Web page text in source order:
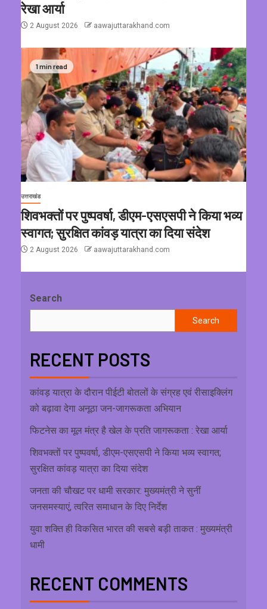
रेखा आर्या
2 August 2026 aawajuttarakhand.com
1 min read
उत्तराखंड
शिवभक्तों पर पुष्पवर्षा, डीएम-एसएसपी ने किया भव्य
स्वागत; सुरक्षित कांवड़ यात्रा का दिया संदेश
2 August 2026 aawajuttarakhand.com
Search
Search
RECENT POSTS
कांवड़ यात्रा के दौरान पीईटी बोतलों के संग्रह एवं रीसाइक्लिंग
को बढ़ावा देगा अनूठा जन-जागरूकता अभियान
फिटनेस का मूल मंत्र है खेल के प्रति जागरूकता : रेखा आर्या
शिवभक्तों पर पुष्पवर्षा, डीएम-एसएसपी ने किया भव्य स्वागत;
सुरक्षित कांवड़ यात्रा का दिया संदेश
जनता की चौखट पर धामी सरकार: मुख्यमंत्री ने सुनीं
जनसमस्याएं, त्वरित समाधान के दिए निर्देश
युवा शक्ति ही विकसित भारत की सबसे बड़ी ताकत : मुख्यमंत्री
धामी
RECENT COMMENTS